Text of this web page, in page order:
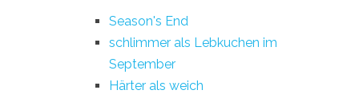
Season's End
schlimmer als Lebkuchen im
September
Härter als weich